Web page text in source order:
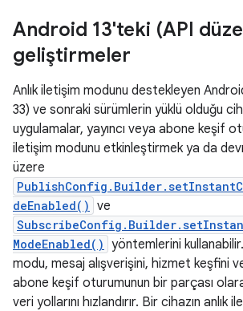
Android 13'teki (API
geliştirmeler
Anlık iletişim modunu destekleyen
33) ve sonraki sürümlerin yüklü olduğu
uygulamalar, yayıncı veya abone keşif
iletişim modunu etkinleştirmek ya da
üzere
deEnabled() ve
ModeEnabled() yöntemlerini
modu, mesaj alışverişini, hizmet keşfini
abone keşif oturumunun bir parçası
veri yollarını hızlandırır. Bir cihazın anlık